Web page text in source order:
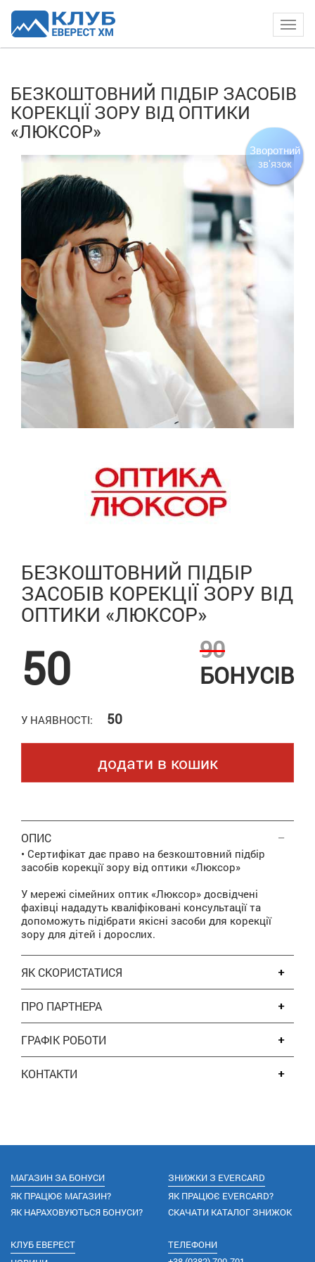
БЕЗКОШТОВНИЙ ПІДБІР ЗАСОБІВ
КОРЕКЦІЇ ЗОРУ ВІД ОПТИКИ
«ЛЮКСОР»
БЕЗКОШТОВНИЙ ПІДБІР
ЗАСОБІВ КОРЕКЦІЇ ЗОРУ ВІД
ОПТИКИ «ЛЮКСОР»
50
90
БОНУСІВ
У НАЯВНОСТІ: 50
додати в кошик
ОПИС
• Сертифікат дає право на безкоштовний підбір
засобів корекції зору від оптики «Люксор»
У мережі сімейних оптик «Люксор» досвідчені
фахівці нададуть кваліфіковані консультації та
допоможуть підібрати якісні засоби для корекції
зору для дітей і дорослих.
ЯК СКОРИСТАТИСЯ
ПРО ПАРТНЕРА
ГРАФІК РОБОТИ
КОНТАКТИ
МАГАЗИН ЗА БОНУСИ
ЯК ПРАЦЮЄ МАГАЗИН?
ЯК НАРАХОВУЮТЬСЯ БОНУСИ?
ЗНИЖКИ З EVERCARD
ЯК ПРАЦЮЄ EVERCARD?
СКАЧАТИ КАТАЛОГ ЗНИЖОК
КЛУБ ЕВЕРЕСТ
ТЕЛЕФОНИ